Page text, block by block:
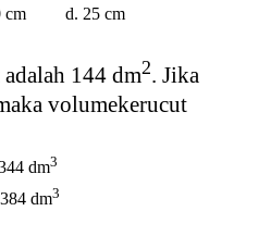
cm d. 25 cm
144 dm2. Jika
volumekerucut
dm3
dm3